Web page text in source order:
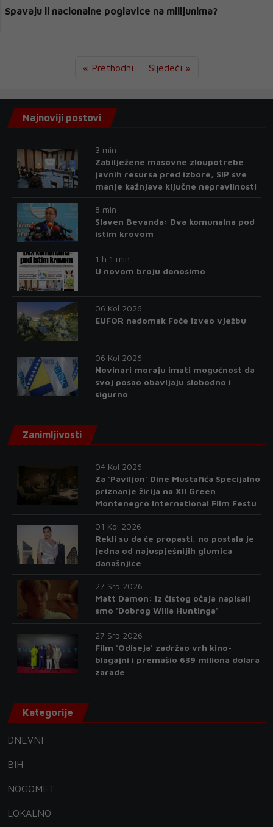
Spavaju li nacionalne poglavice na milijunima?
« Prethodni Sljedeći »
Najnoviji postovi
3 min
Zabilježene masovne zloupotrebe
javnih resursa pred izbore, SIP sve
manje kažnjava ključne nepravilnosti
8 min
Slaven Bevanda: Dva komunalna pod
istim krovom
1 h 1 min
U novom broju donosimo
06 Kol 2026
EUFOR nadomak Foče izveo vježbu
06 Kol 2026
Novinari moraju imati mogućnost da
svoj posao obavljaju slobodno i
sigurno
Zanimljivosti
04 Kol 2026
Za 'Paviljon' Dine Mustafića Specijalno
priznanje žirija na XII Green
Montenegro International Film Festu
01 Kol 2026
Rekli su da će propasti, no postala je
jedna od najuspješnijih glumica
današnjice
27 Srp 2026
Matt Damon: Iz čistog očaja napisali
smo 'Dobrog Willa Huntinga'
27 Srp 2026
Film 'Odiseja' zadržao vrh kino-
blagajni i premašio 639 miliona dolara
zarade
Kategorije
DNEVNI
BIH
NOGOMET
LOKALNO